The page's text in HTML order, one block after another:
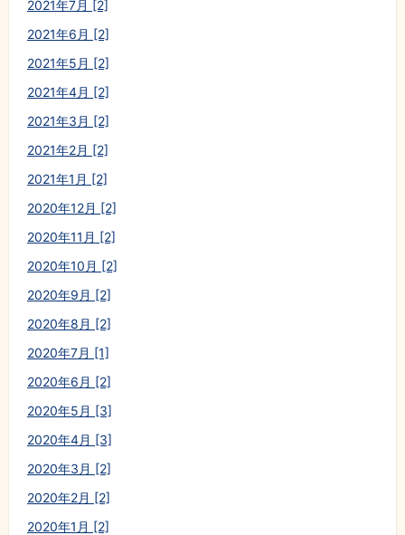
2021年7月 [2]
2021年6月 [2]
2021年5月 [2]
2021年4月 [2]
2021年3月 [2]
2021年2月 [2]
2021年1月 [2]
2020年12月 [2]
2020年11月 [2]
2020年10月 [2]
2020年9月 [2]
2020年8月 [2]
2020年7月 [1]
2020年6月 [2]
2020年5月 [3]
2020年4月 [3]
2020年3月 [2]
2020年2月 [2]
2020年1月 [2]